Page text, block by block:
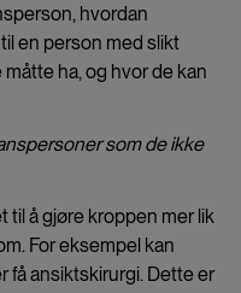
hvordan
en person med slikt
ha, og hvor de kan
som de ikke
å gjøre kroppen mer lik
For eksempel kan
få ansiktskirurgi. Dette er